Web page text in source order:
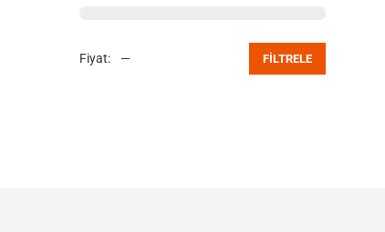
FILTRELE
Fiyat: —